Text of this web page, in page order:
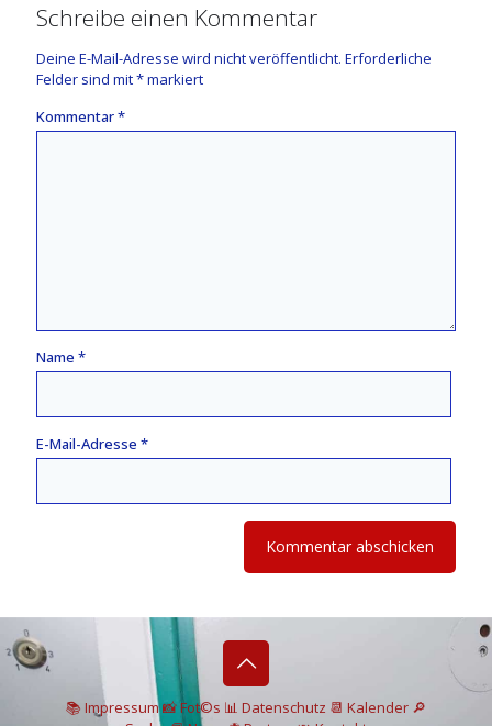
Schreibe einen Kommentar
Deine E-Mail-Adresse wird nicht veröffentlicht. Erforderliche
Felder sind mit*markiert
Kommentar*
Name *
E-Mail-Adresse *
📚 Impressum📸Fot©s 📊 Datenschutz 📆 Kalender 🔎